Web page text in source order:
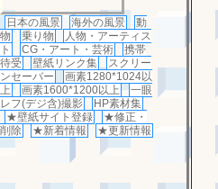
日本の風景 海外の風景
動
物
乗り物
人物・アーティス
ト
CG・アート・芸術
携帯
待受
壁紙リンク集
スクリー
ンセーバー
画素1280*1024以
上
画素1600*1200以上
一眼
レフ(デジ含)撮影
HP素材集
★壁紙サイト登録
★修正・
削除
★新着情報 ★更新情報